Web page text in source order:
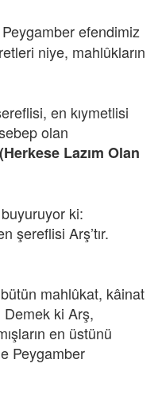
efendimiz
niye, mahlûkların
en kıymetlisi
olan
(Herkese Lazım Olan
ki:
şereflisi Arş’tır.
mahlûkat, kâinat
ki Arş,
en üstünü
Peygamber